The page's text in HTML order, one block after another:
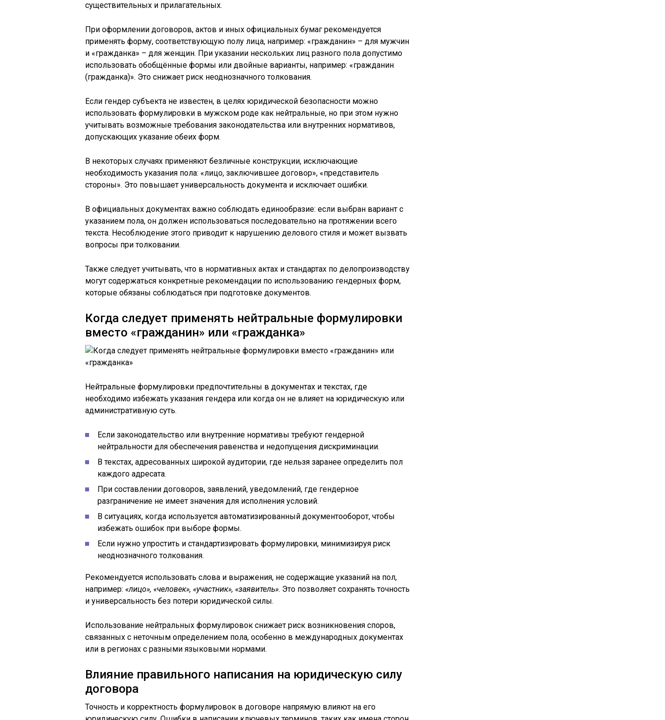
существительных и прилагательных.
При оформлении договоров, актов и иных официальных бумаг рекомендуется
применять форму, соответствующую полу лица, например: «гражданин» – для мужчин
и «гражданка» – для женщин. При указании нескольких лиц разного пола допустимо
использовать обобщённые формы или двойные варианты, например: «гражданин
(гражданка)». Это снижает риск неоднозначного толкования.
Если гендер субъекта не известен, в целях юридической безопасности можно
использовать формулировки в мужском роде как нейтральные, но при этом нужно
учитывать возможные требования законодательства или внутренних нормативов,
допускающих указание обеих форм.
В некоторых случаях применяют безличные конструкции, исключающие
необходимость указания пола: «лицо, заключившее договор», «представитель
стороны». Это повышает универсальность документа и исключает ошибки.
В официальных документах важно соблюдать единообразие: если выбран вариант с
указанием пола, он должен использоваться последовательно на протяжении всего
текста. Несоблюдение этого приводит к нарушению делового стиля и может вызвать
вопросы при толковании.
Также следует учитывать, что в нормативных актах и стандартах по делопроизводству
могут содержаться конкретные рекомендации по использованию гендерных форм,
которые обязаны соблюдаться при подготовке документов.
Когда следует применять нейтральные формулировки
вместо «гражданин» или «гражданка»
Нейтральные формулировки предпочтительны в документах и текстах, где
необходимо избежать указания гендера или когда он не влияет на юридическую или
административную суть.
Если законодательство или внутренние нормативы требуют гендерной
нейтральности для обеспечения равенства и недопущения дискриминации.
В текстах, адресованных широкой аудитории, где нельзя заранее определить пол
каждого адресата.
При составлении договоров, заявлений, уведомлений, где гендерное
разграничение не имеет значения для исполнения условий.
В ситуациях, когда используется автоматизированный документооборот, чтобы
избежать ошибок при выборе формы.
Если нужно упростить и стандартизировать формулировки, минимизируя риск
неоднозначного толкования.
Рекомендуется использовать слова и выражения, не содержащие указаний на пол,
например: «лицо», «человек», «участник», «заявитель». Это позволяет сохранять точность
и универсальность без потери юридической силы.
Использование нейтральных формулировок снижает риск возникновения споров,
связанных с неточным определением пола, особенно в международных документах
или в регионах с разными языковыми нормами.
Влияние правильного написания на юридическую силу
договора
Точность и корректность формулировок в договоре напрямую влияют на его